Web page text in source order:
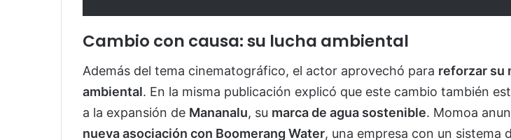
Cambio con causa: su lucha ambiental
Además del tema cinematográfico, el actor aprovechó para reforzar su
ambiental. En la misma publicación explicó que este cambio también
a la expansión de Mananalu, su marca de agua sostenible. Momoa
nueva asociación con Boomerang Water, una empresa con un sistema